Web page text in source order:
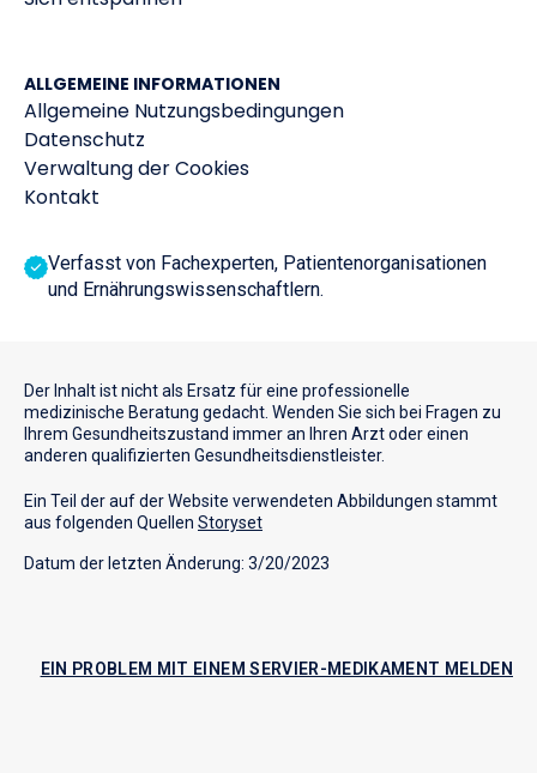
ALLGEMEINE INFORMATIONEN
Allgemeine Nutzungsbedingungen
Datenschutz
Verwaltung der Cookies
Kontakt
Verfasst von Fachexperten, Patientenorganisationen
und Ernährungswissenschaftlern.
Der Inhalt ist nicht als Ersatz für eine professionelle
medizinische Beratung gedacht. Wenden Sie sich bei Fragen zu
Ihrem Gesundheitszustand immer an Ihren Arzt oder einen
anderen qualifizierten Gesundheitsdienstleister.
Ein Teil der auf der Website verwendeten Abbildungen stammt
aus folgenden Quellen Storyset
Datum der letzten Änderung: 3/20/2023
EIN PROBLEM MIT EINEM SERVIER-MEDIKAMENT MELDEN